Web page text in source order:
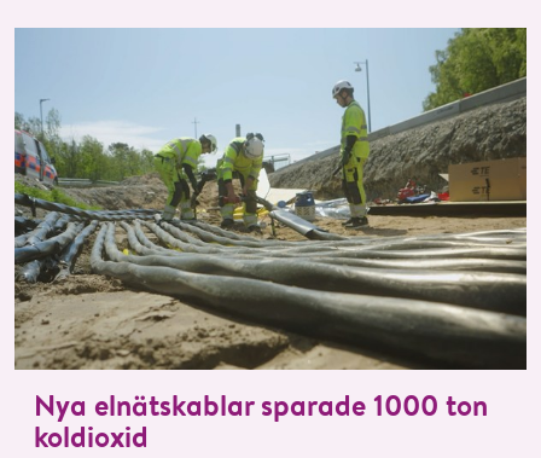
Nya elnätskablar sparade 1000 ton
koldioxid